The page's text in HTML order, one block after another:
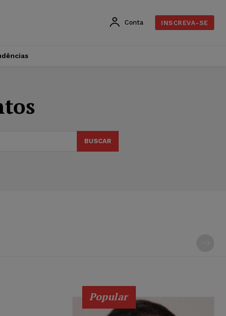
Conta INSCREVA-SE
BUSCAR
Popular